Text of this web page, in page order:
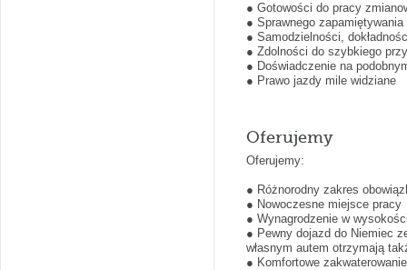
● Gotowości do pracy
● Sprawnego zapamiętywania
● Samodzielności,
● Zdolności do szybkiego
● Doświadczenie na
● Prawo jazdy mile widziane
Oferujemy
Oferujemy:
● Różnorodny zakres
● Nowoczesne miejsce pracy
● Wynagrodzenie w
● Pewny dojazd do Niemiec
własnym autem otrzymają
● Komfortowe zakwaterowanie